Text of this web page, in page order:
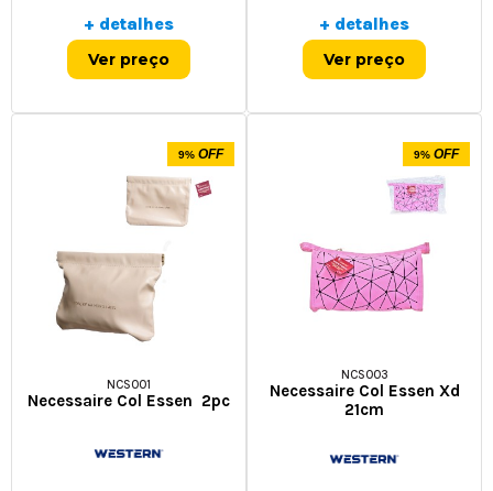
+ detalhes
Ver preço
+ detalhes
Ver preço
9% OFF
NCS001
Necessaire Col Essen 2pc
9% OFF
NCS003
Necessaire Col Essen Xd
21cm